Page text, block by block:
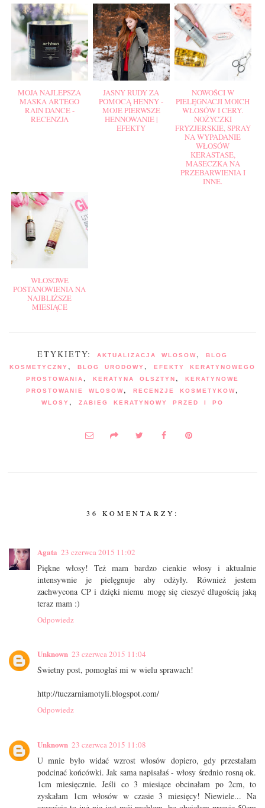
MOJA NAJLEPSZA
MASKA ARTEGO
RAIN DANCE -
RECENZJA
JASNY RUDY ZA
POMOCĄ HENNY -
MOJE PIERWSZE
HENNOWANIE |
EFEKTY
NOWOŚCI W
PIELĘGNACJI MOICH
WŁOSÓW I CERY.
NOŻYCZKI
FRYZJERSKIE, SPRAY
NA WYPADANIE
WŁOSÓW
KERASTASE,
MASECZKA NA
PRZEBARWIENIA I
INNE.
WŁOSOWE
POSTANOWIENIA NA
NAJBLIŻSZE
MIESIĄCE
ETYKIETY: AKTUALIZACJA WLOSOW,
BLOG
KOSMETYCZNY , BLOG URODOWY ,
EFEKTY KERATYNOWEGO
PROSTOWANIA , KERATYNA OLSZTYN ,
KERATYNOWE
PROSTOWANIE WLOSOW, RECENZJE KOSMETYKOW,
WLOSY , ZABIEG KERATYNOWY PRZED I PO
36 KOMENTARZY:
Agata 23 czerwca 2015 11:02
Piękne włosy! Też mam bardzo cienkie włosy i aktualnie
intensywnie je pielęgnuje aby odżyły. Również jestem
zachwycona CP i dzięki niemu mogę się cieszyć długością jaką
teraz mam :)
Odpowiedz
Unknown 23 czerwca 2015 11:04
Świetny post, pomogłaś mi w wielu sprawach!
http://tuczarniamotyli.blogspot.com/
Odpowiedz
Unknown 23 czerwca 2015 11:08
U mnie było widać wzrost włosów dopiero, gdy przestałam
podcinać końcówki. Jak sama napisałaś - włosy średnio rosną ok.
1cm miesięcznie. Jeśli co 3 miesiące obcinałam po 2cm, to
zyskałam 1cm włosów w czasie 3 miesięcy! Niewiele... Na